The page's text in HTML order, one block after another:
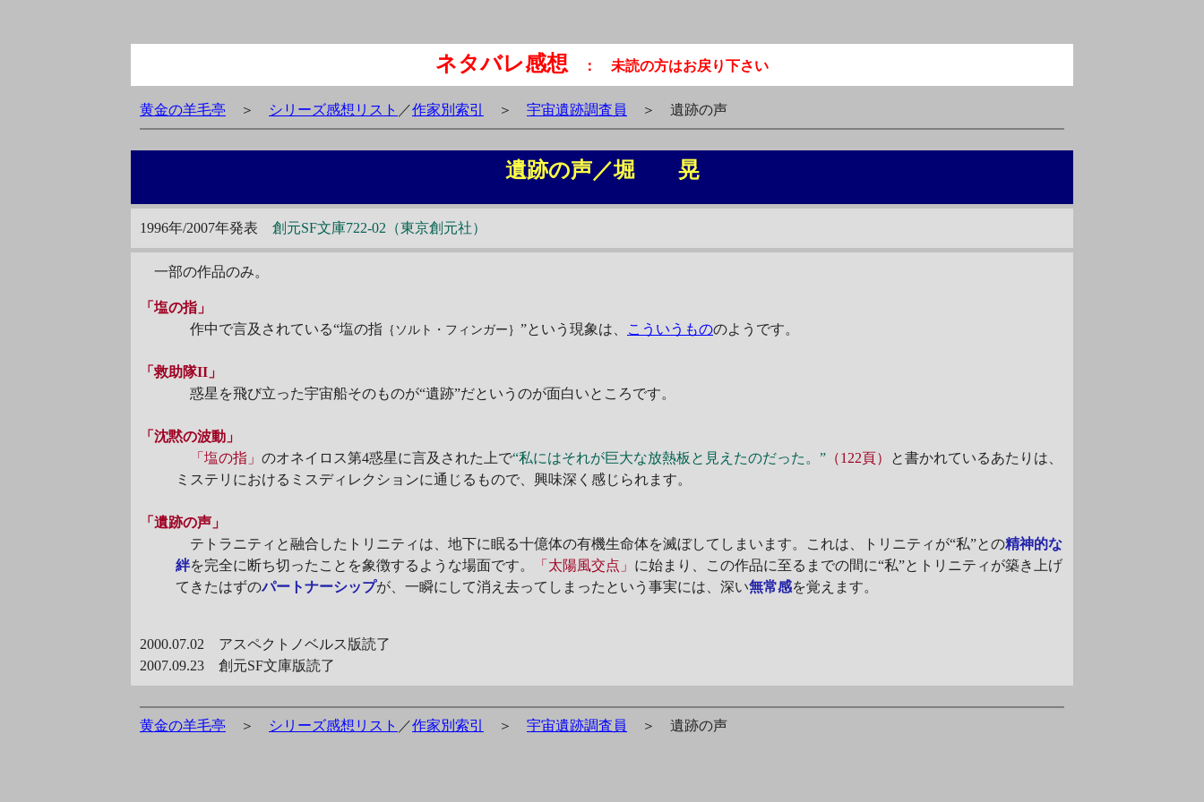
ネタバレ感想 ： 未読の方はお戻り下さい
黄金の羊毛亭 ＞ シリーズ感想リスト ／作家別索引 ＞ 宇宙遺跡調査員 ＞ 遺跡の声
遺跡の声／堀 晃
1996年/2007年発表 創元SF文庫722-02（東京創元社）
一部の作品のみ。
「塩の指」
作中で言及されている“塩の指 ｛ソルト・フィンガー｝ ”という現象は、 こういうもののようです。
「救助隊II」
惑星を飛び立った宇宙船そのものが“遺跡”だというのが面白いところです。
「沈黙の波動」
「塩の指」 のオネイロス第4惑星に言及された上で“私にはそれが巨大な放熱板と見えたのだった。” （122頁）
と書かれているあたりは、
ミステリにおけるミスディレクションに通じるもので、興味深く感じられます。
「遺跡の声」
テトラニティと融合したトリニティは、地下に眠る十億体の有機生命体を滅ぼしてしまいます。これは、トリニティが“私”との精神的な
絆を完全に断ち切ったことを象徴するような場面です。 「太陽風交点」 に始まり、この作品に至るまでの間に“私”とトリニティが築き上げ
てきたはずのパートナーシップが、一瞬にして消え去ってしまったという事実には、深い無常感を覚えます。
2000.07.02 アスペクトノベルス版読了
2007.09.23 創元SF文庫版読了
黄金の羊毛亭 ＞ シリーズ感想リスト ／作家別索引 ＞ 宇宙遺跡調査員 ＞ 遺跡の声